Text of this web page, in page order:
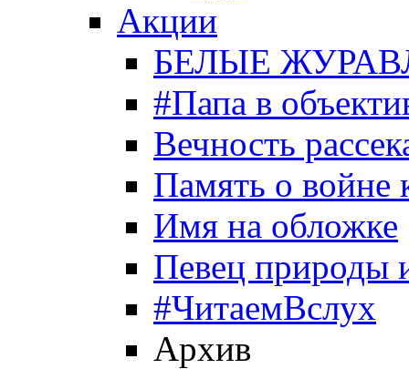
Акции
БЕЛЫЕ
#Папа в
Вечность
Память о войне
Имя на обложке
Певец природы
#ЧитаемВслух
Архив